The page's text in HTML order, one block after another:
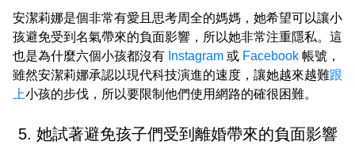
安潔莉娜是個非常有愛且思考周全的媽媽，她希望可以讓小
孩避免受到名氣帶來的負面影響，所以她非常注重隱私。這
也是為什麼六個小孩都沒有 Instagram 或 Facebook 帳號，
雖然安潔莉娜承認以現代科技演進的速度，讓她越來越難跟
上小孩的步伐，所以要限制他們使用網路的確很困難。
5. 她試著避免孩子們受到離婚帶來的負面影響